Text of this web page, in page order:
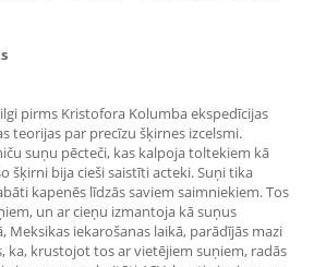
pirms Kristofora Kolumba ekspedīcijas
teorijas par precīzu šķirnes izcelsmi.
suņu pēcteči, kas kalpoja toltekiem kā
šķirni bija cieši saistīti acteki. Suņi tika
kapenēs līdzās saviem saimniekiem. Tos
un ar cieņu izmantoja kā suņus
Meksikas iekarošanas laikā, parādījās mazi
ka, krustojot tos ar vietējiem suņiem, radās